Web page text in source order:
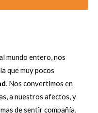
mundo entero, nos
que muy pocos
. Nos convertimos en
a nuestros afectos, y
de sentir compañía,